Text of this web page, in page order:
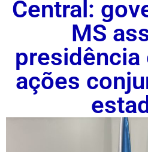
Central:
MS
presidência
ações